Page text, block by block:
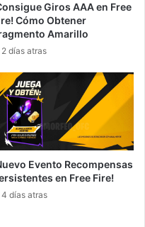
Giros AAA en Free
Cómo Obtener
Amarillo
2 días atras
Evento Recompensas
en Free Fire!
4 días atras